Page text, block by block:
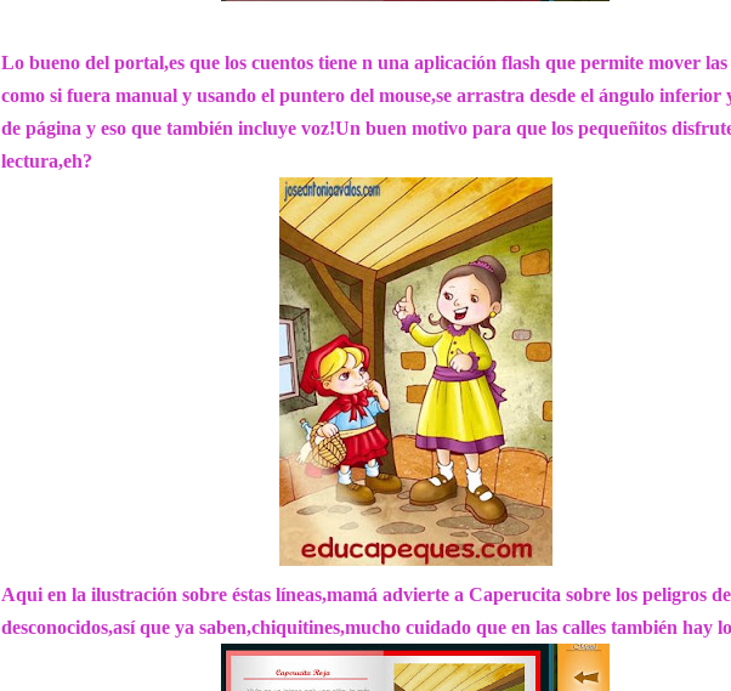
Lo bueno del portal,es que los cuentos tiene n una aplicación flash que permite mover las
como si fuera manual y usando el puntero del mouse,se arrastra desde el ángulo inferior
de página y eso que también incluye voz!Un buen motivo para que los pequeñitos
lectura,eh?
Aqui en la ilustración sobre éstas líneas,mamá advierte a Caperucita sobre los peligros
desconocidos,así que ya saben,chiquitines,mucho cuidado que en las calles también hay